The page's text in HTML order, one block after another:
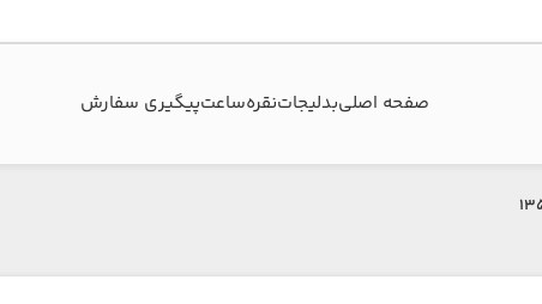
صفحه اصلیبدلیجاتنقرهساعتپیگیری سفارش‌